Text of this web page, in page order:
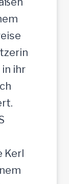
in ihr
Kerl